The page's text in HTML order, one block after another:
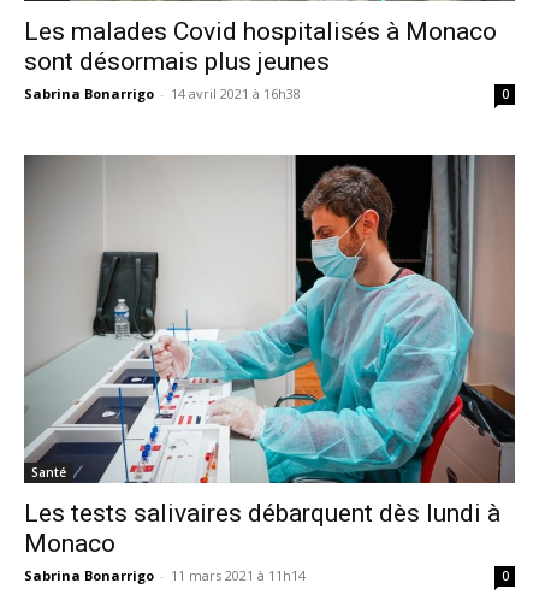
Les malades Covid hospitalisés à Monaco
sont désormais plus jeunes
Sabrina Bonarrigo - 14 avril 2021 à 16h38 0
Santé
Les tests salivaires débarquent dès lundi à
Monaco
Sabrina Bonarrigo - 11 mars 2021 à 11h14 0